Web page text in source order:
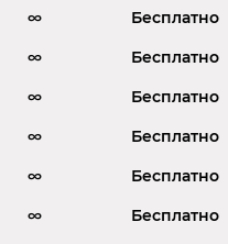
∞ Бесплатно
∞ Бесплатно
∞ Бесплатно
∞ Бесплатно
∞ Бесплатно
∞ Бесплатно